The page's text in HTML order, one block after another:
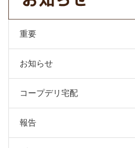
重要
お知らせ
コープデリ宅配
報告